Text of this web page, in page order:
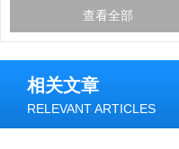
查看全部
相关文章
RELEVANT ARTICLES